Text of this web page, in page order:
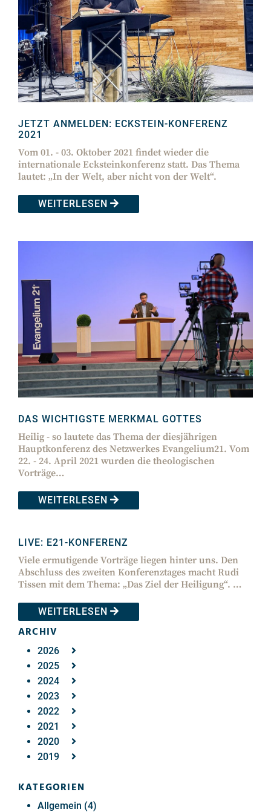
JETZT ANMELDEN: ECKSTEIN-KONFERENZ
2021
Vom 01. - 03. Oktober 2021 findet wieder die
internationale Ecksteinkonferenz statt. Das Thema
lautet: „In der Welt, aber nicht von der Welt“.
WEITERLESEN
DAS WICHTIGSTE MERKMAL GOTTES
Heilig - so lautete das Thema der diesjährigen
Hauptkonferenz des Netzwerkes Evangelium21. Vom
22. - 24. April 2021 wurden die theologischen
Vorträge…
WEITERLESEN
LIVE: E21-KONFERENZ
Viele ermutigende Vorträge liegen hinter uns. Den
Abschluss des zweiten Konferenztages macht Rudi
Tissen mit dem Thema: „Das Ziel der Heiligung“. …
WEITERLESEN
ARCHIV
2026
2025
2024
2023
2022
2021
2020
2019
KATEGORIEN
Allgemein (4)